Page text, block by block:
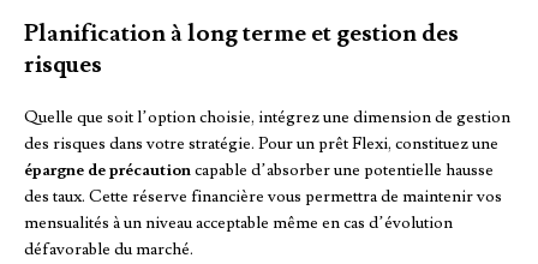
Planification à long terme et gestion des
risques
Quelle que soit l’option choisie, intégrez une dimension de gestion
des risques dans votre stratégie. Pour un prêt Flexi, constituez une
épargne de précautioncapable d’absorber une potentielle hausse
des taux. Cette réserve financière vous permettra de maintenir vos
mensualités à un niveau acceptable même en cas d’évolution
défavorable du marché.